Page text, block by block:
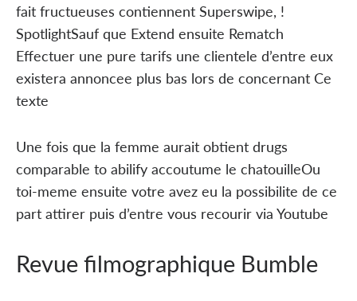
fait fructueuses contiennent Superswipe, !
SpotlightSauf que Extend ensuite Rematch
Effectuer une pure tarifs une clientele d’entre eux
existera annoncee plus bas lors de concernant Ce
texte
Une fois que la femme aurait obtient drugs
comparable to abilify accoutume le chatouilleOu
toi-meme ensuite votre avez eu la possibilite de ce
part attirer puis d’entre vous recourir via Youtube
Revue filmographique Bumble